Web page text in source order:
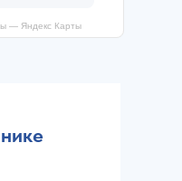
— Яндекс Карты